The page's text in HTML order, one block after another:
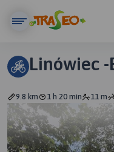
Linówiec
9.8 km 1 h 20 min 11 m